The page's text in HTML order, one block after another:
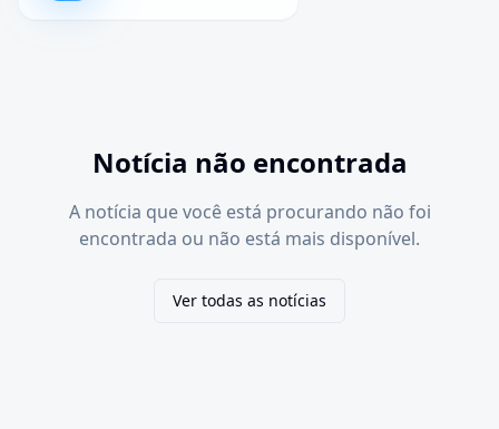
Notícia não encontrada
A notícia que você está procurando não foi
encontrada ou não está mais disponível.
Ver todas as notícias